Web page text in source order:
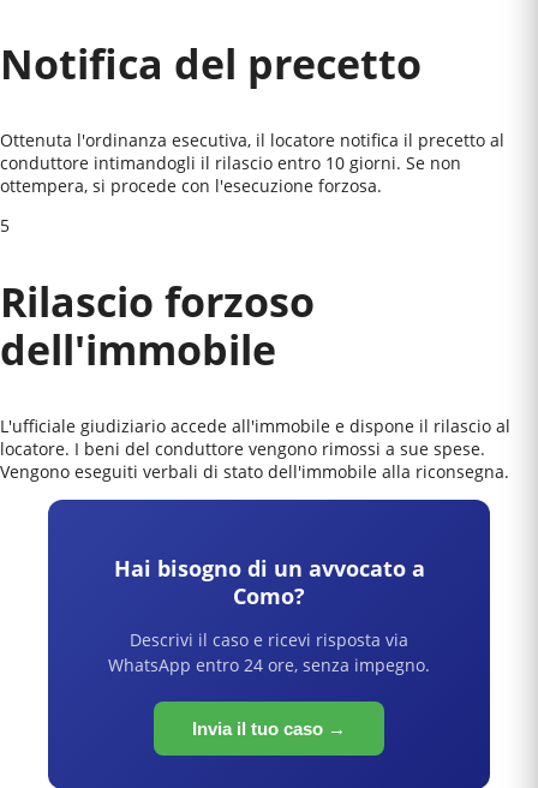
Notifica del precetto
Ottenuta l'ordinanza esecutiva, il locatore notifica il precetto al
conduttore intimandogli il rilascio entro 10 giorni. Se non
ottempera, si procede con l'esecuzione forzosa.
5
Rilascio forzoso
dell'immobile
L'ufficiale giudiziario accede all'immobile e dispone il rilascio al
locatore. I beni del conduttore vengono rimossi a sue spese.
Vengono eseguiti verbali di stato dell'immobile alla riconsegna.
Hai bisogno di un avvocato a
Como?
Descrivi il caso e ricevi risposta via
WhatsApp entro 24 ore, senza impegno.
Invia il tuo caso →